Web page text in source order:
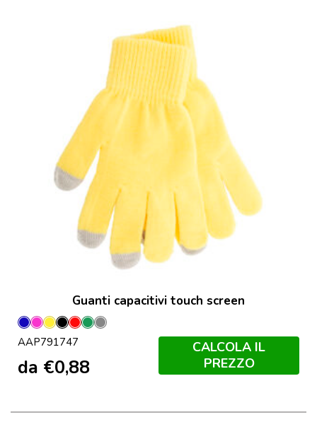
Guanti capacitivi touch screen
BluFucsia
Giallo
NeroRosso
VerdeGrigio
AAP791747
da €0,88
CALCOLA IL
PREZZO